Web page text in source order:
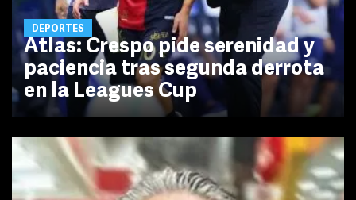
DEPORTES
Atlas: Crespo pide serenidad y
paciencia tras segunda derrota
en la Leagues Cup